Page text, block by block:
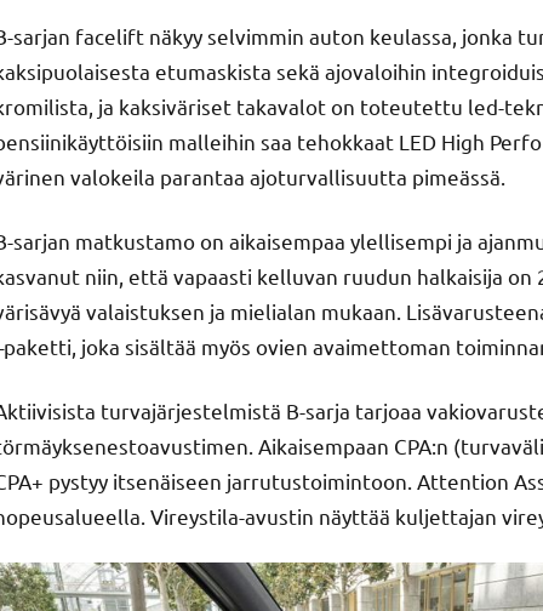
sarjan facelift näkyy selvimmin auton keulassa, jonka
etumaskista sekä ajovaloihin
ja kaksiväriset takavalot on toteutettu led-
malleihin saa tehokkaat LED High
valokeila parantaa ajoturvallisuutta pimeässä.
sarjan matkustamo on aikaisempaa ylellisempi ja
niin, että vapaasti kelluvan ruudun halkaisija
valaistuksen ja mielialan mukaan.
joka sisältää myös ovien avaimettoman
turvajärjestelmistä B-sarja tarjoaa
Aikaisempaan CPA:n
pystyy itsenäiseen jarrutustoimintoon. Attention
Vireystila-avustin näyttää kuljettajan